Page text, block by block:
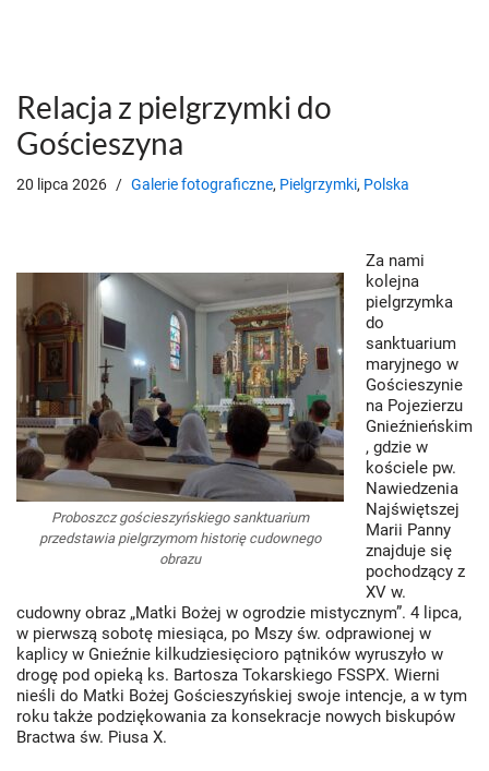
Relacja z pielgrzymki do
Gościeszyna
20 lipca 2026 Galerie fotograficzne, Pielgrzymki, Polska
Proboszcz gościeszyńskiego sanktuarium
przedstawia pielgrzymom historię cudownego
obrazu
Za nami
kolejna
pielgrzymka
do
sanktuarium
maryjnego w
Gościeszynie
na Pojezierzu
Gnieźnieńskim
, gdzie w
kościele pw.
Nawiedzenia
Najświętszej
Marii Panny
znajduje się
pochodzący z
XV w.
cudowny obraz „Matki Bożej w ogrodzie mistycznym”. 4 lipca,
w pierwszą sobotę miesiąca, po Mszy św. odprawionej w
kaplicy w Gnieźnie kilkudziesięcioro pątników wyruszyło w
drogę pod opieką ks. Bartosza Tokarskiego FSSPX. Wierni
nieśli do Matki Bożej Gościeszyńskiej swoje intencje, a w tym
roku także podziękowania za konsekracje nowych biskupów
Bractwa św. Piusa X.